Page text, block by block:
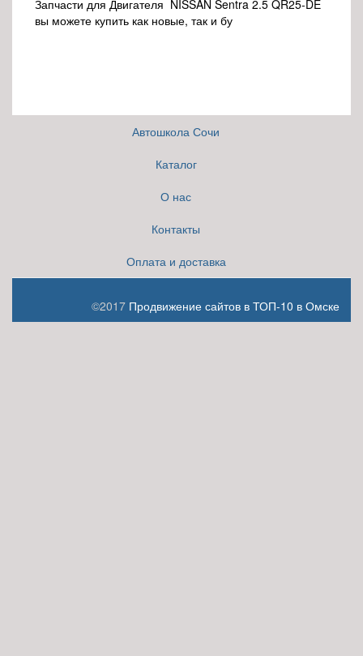
Запчасти для Двигателя NISSAN Sentra 2.5 QR25-DE
вы можете купить как новые, так и бу
Автошкола Сочи
Каталог
О нас
Контакты
Оплата и доставка
©2017 Продвижение сайтов в ТОП-10 в Омске